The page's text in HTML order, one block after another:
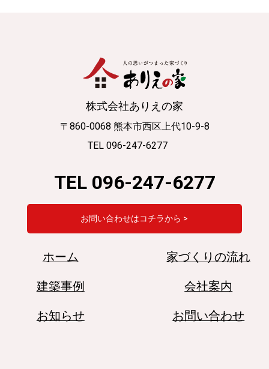
株式会社ありえの家
〒860-0068 熊本市西区上代10-9-8
TEL 096-247-6277
TEL 096-247-6277
お問い合わせはコチラから >
ホーム 家づくりの流れ
建築事例 会社案内
お知らせ お問い合わせ